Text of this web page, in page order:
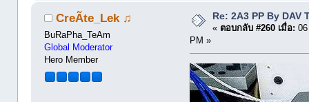
CreÃte_Lek ♫
BuRaPha_TeAm
Global Moderator
Hero Member
Re: 2A3 PP By DAV
« ตอบกลับ #260 เมื่อ:
PM »